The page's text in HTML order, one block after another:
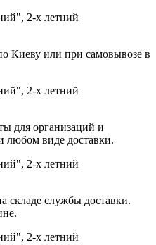
Киеву или при самовывозе в
для организаций и
любом виде доставки.
складе службы доставки.